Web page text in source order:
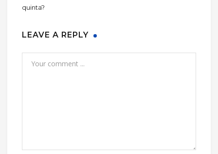
quinta?
LEAVE A REPLY